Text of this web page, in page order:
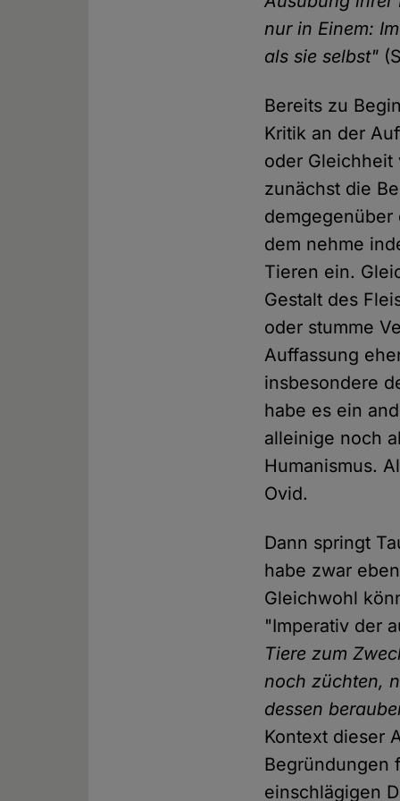
nur in Einem:
als sie selbst"
Bereits zu
Kritik an der
oder
zunächst die
demgegenüber
dem nehme
Tieren ein.
Gestalt des
oder stumme
Auffassung
insbesondere
habe es ein
alleinige noch
Humanismus.
Ovid.
Dann springt
habe zwar
Gleichwohl
"Imperativ der
Tiere zum
noch züchten,
dessen
Kontext dieser
Begründungen
einschlägigen